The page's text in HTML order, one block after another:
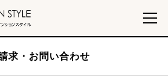
求・お問い合わせ